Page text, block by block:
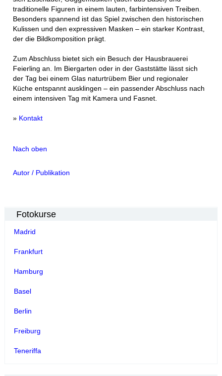
traditionelle Figuren in einem lauten, farbintensiven Treiben.
Besonders spannend ist das Spiel zwischen den historischen
Kulissen und den expressiven Masken – ein starker Kontrast,
der die Bildkomposition prägt.
Zum Abschluss bietet sich ein Besuch der Hausbrauerei
Feierling an. Im Biergarten oder in der Gaststätte lässt sich
der Tag bei einem Glas naturtrübem Bier und regionaler
Küche entspannt ausklingen – ein passender Abschluss nach
einem intensiven Tag mit Kamera und Fasnet.
» Kontakt
Nach oben
Autor / Publikation
Fotokurse
Madrid
Frankfurt
Hamburg
Basel
Berlin
Freiburg
Teneriffa